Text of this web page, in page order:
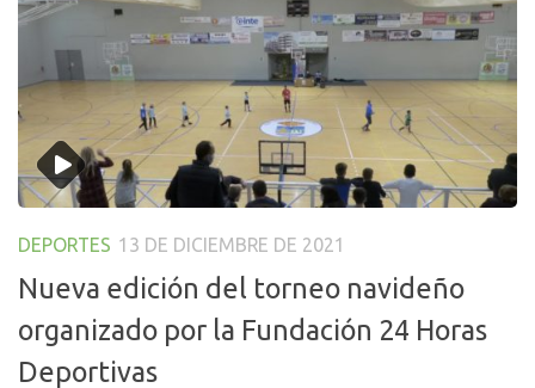
DEPORTES 13 DE DICIEMBRE DE 2021
Nueva edición del torneo navideño
organizado por la Fundación 24 Horas
Deportivas